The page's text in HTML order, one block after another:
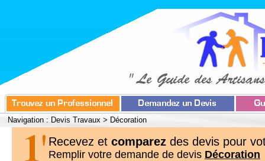
Navigation : Devis Travaux > Décoration
Recevez et comparez des devis pour
Remplir votre demande de devis Décoration